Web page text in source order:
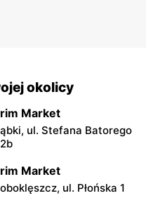
okolicy
Market
ul. Stefana Batorego
Market
ul. Płońska 1